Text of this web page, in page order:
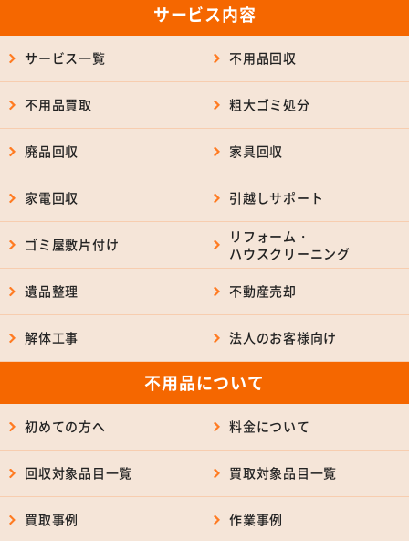
サービス内容
サービス一覧 不用品回収
不用品買取 粗大ゴミ処分
廃品回収 家具回収
家電回収 引越しサポート
ゴミ屋敷片付け
リフォーム・
ハウスクリーニング
遺品整理 不動産売却
解体工事 法人のお客様向け
不用品について
初めての方へ 料金について
回収対象品目一覧 買取対象品目一覧
買取事例 作業事例